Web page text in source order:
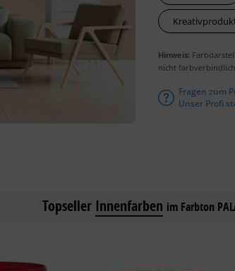
Hinweis:
nicht
Fragen zum
Unser Profi
Topseller Innenfarben im Farbton